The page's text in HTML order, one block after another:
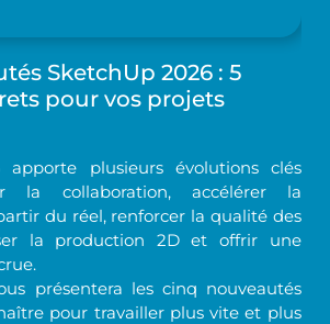
SketchUp 2026 : 5
pour vos projets
apporte plusieurs évolutions clés
la collaboration, accélérer la
du réel, renforcer la qualité des
la production 2D et offrir une
présentera les cinq nouveautés
pour travailler plus vite et plus